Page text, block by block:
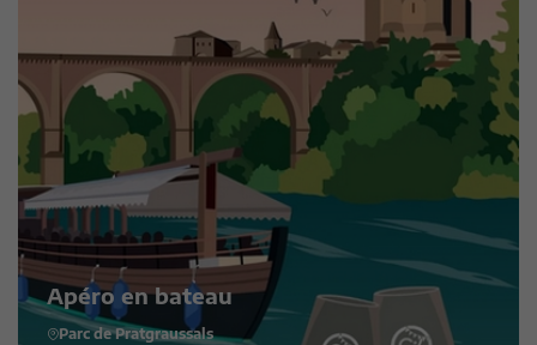
Apéro en bateau
Parc de Pratgraussals